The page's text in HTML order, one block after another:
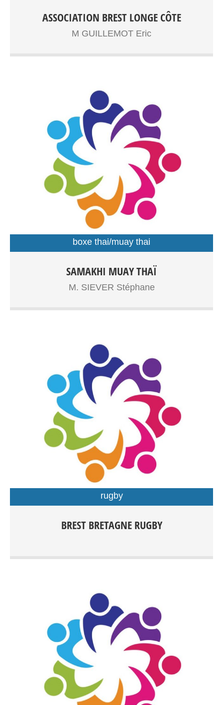
Longe côte adultes,senior Sport santé Entrainements:
Plage du Moulin Blanc
ASSOCIATION BREST LONGE CÔTE
M GUILLEMOT Eric
Boxe Thaïlandaise à partir de 7ans, adolescents, adultes
Entrainements: Gymnase Dupouy
boxe thai/muay thai
SAMAKHI MUAY THAÏ
M. SIEVER Stéphane
15ans Rugby à XV Loisirs Rugby à X compétition dès
rugby
BREST BRETAGNE RUGBY